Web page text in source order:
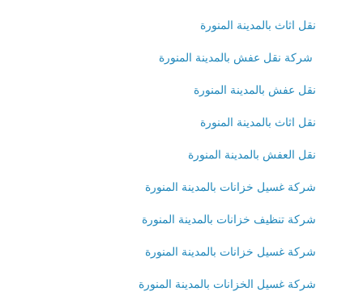
نقل اثاث بالمدينة المنورة
شركة نقل عفش بالمدينة المنورة
نقل عفش بالمدينة المنورة
نقل اثاث بالمدينة المنورة
نقل العفش بالمدينة المنورة
شركة غسيل خزانات بالمدينة المنورة
شركة تنظيف خزانات بالمدينة المنورة
شركة غسيل خزانات بالمدينة المنورة
شركة غسيل الخزانات بالمدينة المنورة